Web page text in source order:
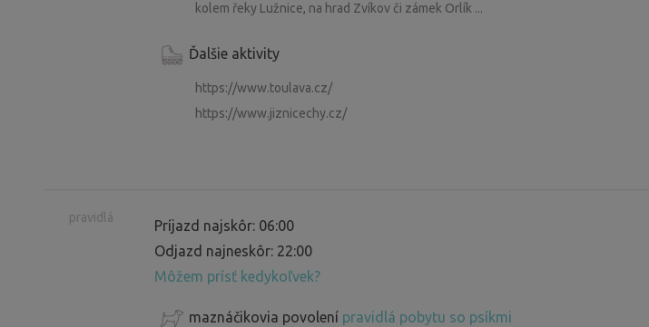
kolem řeky Lužnice, na hrad Zvíkov či zámek Orlík ...
Ďalšie aktivity
https://www.toulava.cz/
https://www.jiznicechy.cz/
pravidlá
Príjazd najskôr: 06:00
Odjazd najneskôr: 22:00
Môžem prísť kedykoľvek?
maznáčikovia povolení pravidlá pobytu so psíkmi